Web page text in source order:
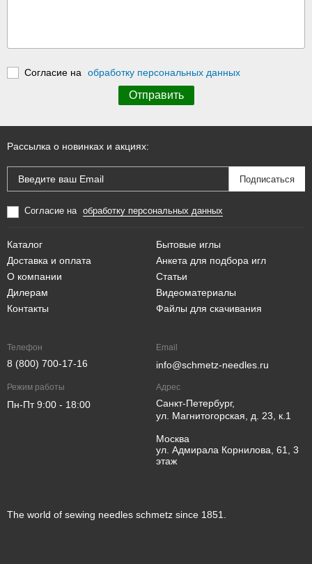
Согласие на обработку персональных данных
The world of sewing needles schmetz since 1851.
Рассылка о новинках и акциях:
Согласие на обработку персональных данных
Каталог
Доставка и оплата
О компании
Дилерам
Контакты
Бытовые иглы
Анкета для подбора игл
Статьи
Видеоматериалы
Файлы для скачивания
Телефон
8 (800) 700-17-16
Email
info@schmetz-needles.ru
Режим работы
Пн-Пт 9:00 - 18:00
Адрес
Санкт-Петербург,
ул. Магнитогорская, д. 23, к.1
Москва
ул. Адмирала Корнилова, 61, 3
этаж